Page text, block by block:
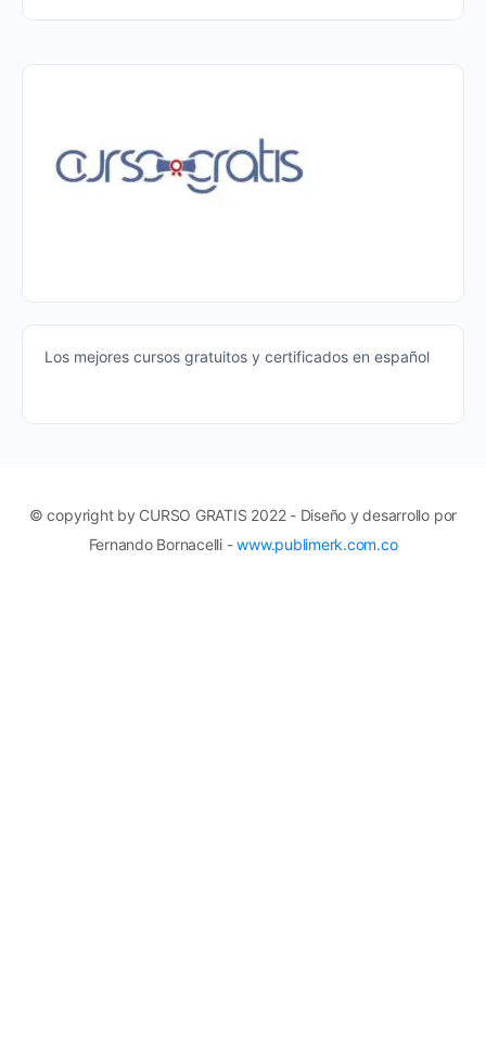
Los mejores cursos gratuitos y certificados en español
© copyright by CURSO GRATIS 2022 - Diseño y desarrollo por
Fernando Bornacelli -www.publimerk.com.co